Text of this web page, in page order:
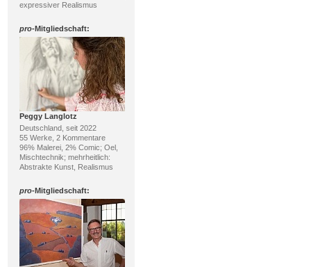
expressiver Realismus
pro-Mitgliedschaft:
Peggy Langlotz
Deutschland, seit 2022
55 Werke, 2 Kommentare
96% Malerei, 2% Comic; Oel,
Mischtechnik; mehrheitlich:
Abstrakte Kunst, Realismus
pro-Mitgliedschaft: